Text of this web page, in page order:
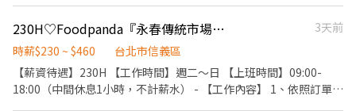
區忠孝東路七段584號1樓 🔹【信義區】 信義中全 - 智取店：台北市
信義區虎林街164巷21號1樓 信義忠孝 - 智取店：台北市信義區忠孝
東路五段764號1樓 信義嘉興 - 智取店：台北市信義區嘉興街227號1
樓 信義松山 - 智取店：台北市信義區松山路465巷15號1樓 信義景聯
- 智取店：台北市信義區吳興街50巷17號1樓 信義福德二 - 智取店：
台北市信義區福德街266號1樓 🔹【大安區】 大安文昌 - 智取店：台
北市大安區信義路四段294巷2號1樓 大安台大 - 智取店：台北市大
工作注意事項⚠️ ✅ 工作屬勞力性質，需搬運及推動器材，請自行評
估體力狀況。 ✅提前15分鐘集合點名。請配合至完工當日匯款，休
工。 ✅場次會因主辦單位排程調整，上工前2-3天有可能會時間調整
或場次取消，能接受再應徵。 ✅ 工作崗位將依現場需求安排。 ✅ 請
警告。 兼職打工！詳談。
230H♡Foodpanda『永春傳統市場』市場調研人員✧每週排班4-5天
3天前
時薪$230 ~ $460
台北市信義區
【薪資待遇】230H 【工作時間】週二～日 【上班時間】09:00-
18:00（中間休息1小時，不計薪水） - 【工作內容】 1、依照訂單內